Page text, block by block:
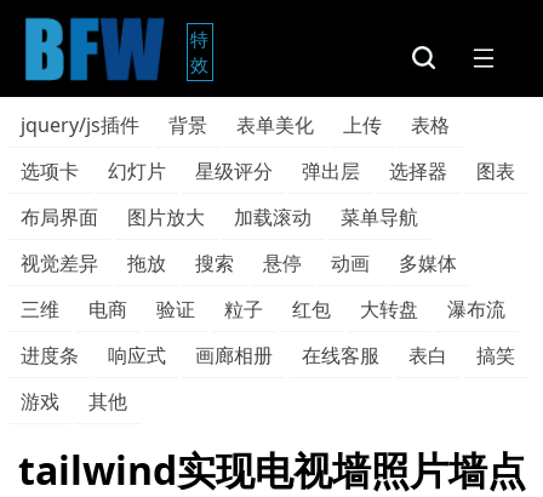
特
效
jquery/js插件 背景 表单美化 上传
表格
选项卡
幻灯片 星级评分 弹出层 选择器
图表
布局界面
图片放大 加载滚动
菜单导航
视觉差异
拖放 搜索 悬停 动画
多媒体
三维
电商 验证 粒子 红包 大转盘
瀑布流
进度条
响应式 画廊相册 在线客服 表白
搞笑
游戏
其他
tailwind实现电视墙照片墙点